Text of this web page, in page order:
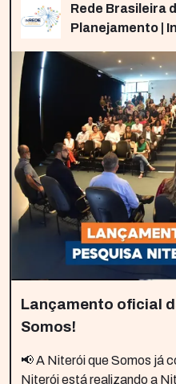
Rede Brasileira
Planejamento |
Lançamento oficial
Somos!
📢 A Niterói que Somos já
Niterói está realizando a